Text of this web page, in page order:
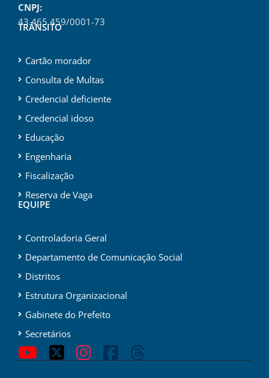
CNPJ:
43.465.459/0001-73
TRÂNSITO
Cartão morador
Consulta de Multas
Credencial deficiente
Credencial idoso
Educação
Engenharia
Fiscalização
Reserva de Vaga
EQUIPE
Controladoria Geral
Departamento de Comunicação Social
Distritos
Estrutura Organizacional
Gabinete do Prefeito
Secretários